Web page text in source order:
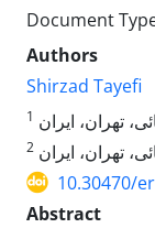
Document
Authors
Shirzad Tayefi
1 تهران، ایران
2 تهران، ایران
10.30470/
Abstract